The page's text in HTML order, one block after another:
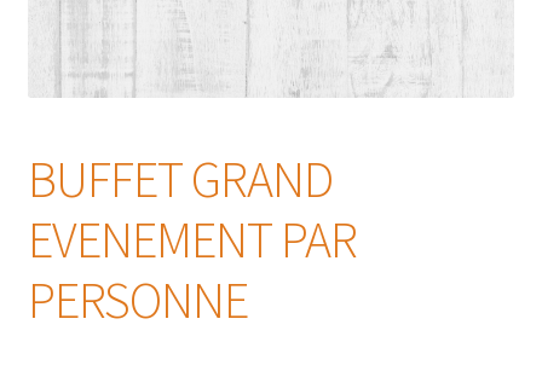
BUFFET GRAND
EVENEMENT PAR
PERSONNE